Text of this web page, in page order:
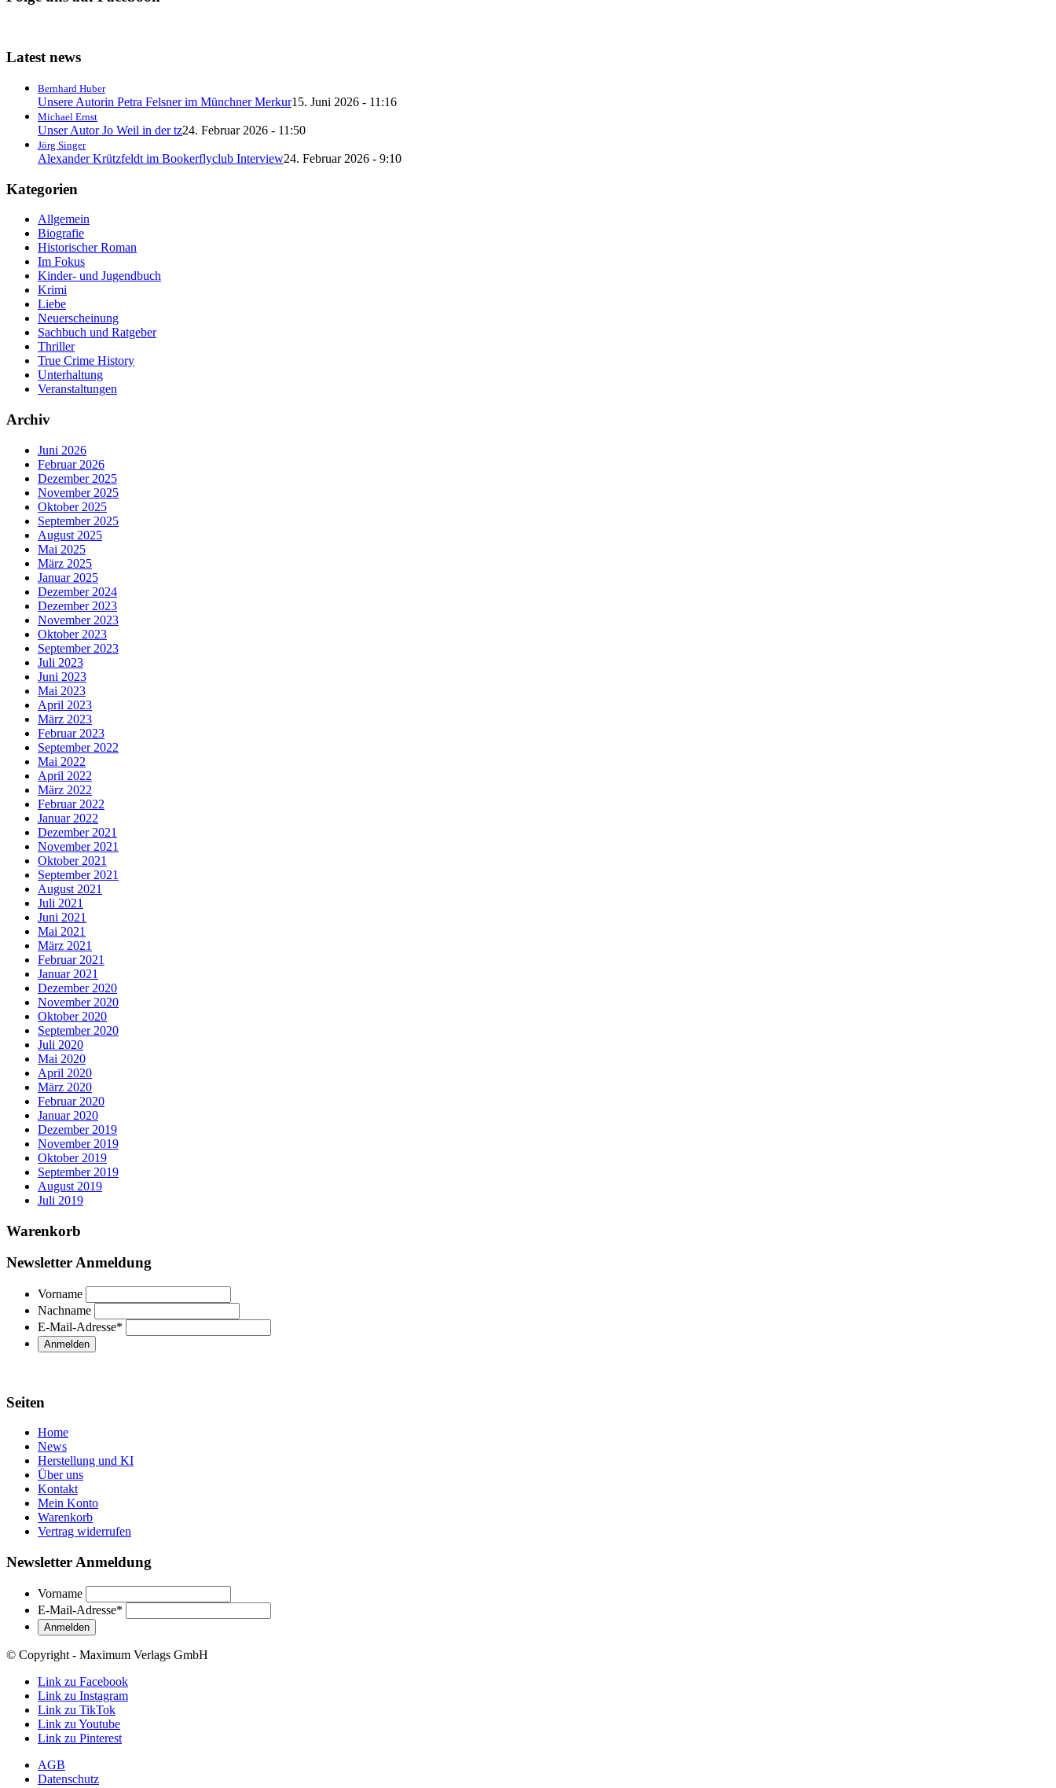
Latest news
Bernhard Huber
Unsere Autorin Petra Felsner im Münchner Merkur15. Juni 2026 - 11:16
Michael Ernst
Unser Autor Jo Weil in der tz24. Februar 2026 - 11:50
Jörg Singer
Alexander Krützfeldt im Bookerflyclub Interview24. Februar 2026 - 9:10
Kategorien
Allgemein
Biografie
Historischer Roman
Im Fokus
Kinder- und Jugendbuch
Krimi
Liebe
Neuerscheinung
Sachbuch und Ratgeber
Thriller
True Crime History
Unterhaltung
Veranstaltungen
Archiv
Juni 2026
Februar 2026
Dezember 2025
November 2025
Oktober 2025
September 2025
August 2025
Mai 2025
März 2025
Januar 2025
Dezember 2024
Dezember 2023
November 2023
Oktober 2023
September 2023
Juli 2023
Juni 2023
Mai 2023
April 2023
März 2023
Februar 2023
September 2022
Mai 2022
April 2022
März 2022
Februar 2022
Januar 2022
Dezember 2021
November 2021
Oktober 2021
September 2021
August 2021
Juli 2021
Juni 2021
Mai 2021
März 2021
Februar 2021
Januar 2021
Dezember 2020
November 2020
Oktober 2020
September 2020
Juli 2020
Mai 2020
April 2020
März 2020
Februar 2020
Januar 2020
Dezember 2019
November 2019
Oktober 2019
September 2019
August 2019
Juli 2019
Warenkorb
Newsletter Anmeldung
Vorname
Nachname
E-Mail-Adresse*
Seiten
Home
News
Herstellung und KI
Über uns
Kontakt
Mein Konto
Warenkorb
Vertrag widerrufen
Newsletter Anmeldung
Vorname
E-Mail-Adresse*
© Copyright - Maximum Verlags GmbH
Link zu Facebook
Link zu Instagram
Link zu TikTok
Link zu Youtube
Link zu Pinterest
AGB
Datenschutz